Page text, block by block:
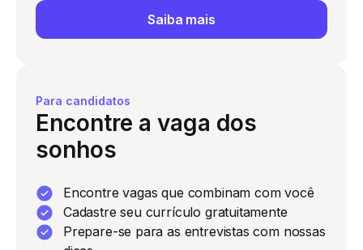
Saiba mais
Para candidatos
Encontre a vaga dos
sonhos
Encontre vagas que combinam com você
Cadastre seu currículo gratuitamente
Prepare-se para as entrevistas com nossas